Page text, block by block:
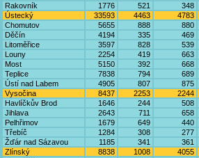
Rakovník
1776 521 348
Ústecký
33593 4463 4783
Chomutov
5655 888 880
Děčín
4194 335 469
Litoměřice
3597 828 539
Louny
2254 419 663
Most
5150 392 668
Teplice
7838 794 689
Ústí nad Labem
4905 807 875
Vysočina
8437 2253 2244
Havlíčkův Brod
1646 244 508
Jihlava
2643 711 658
Pelhřimov
1679 649 440
Třebíč
1284 308 277
Žďár nad Sázavou
1185 341 361
Zlínský
8838 1008 4055